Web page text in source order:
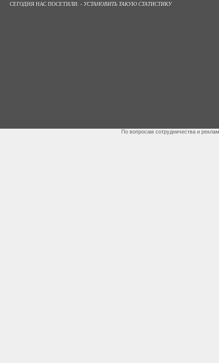
СЕГОДНЯ НАС ПОСЕТИЛИ: - УСТАНОВИТЬ ТАКУЮ СТАТИСТИКУ
По вопросам сотрудничества и